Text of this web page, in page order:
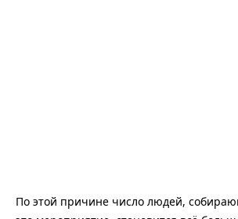
По этой причине число людей,